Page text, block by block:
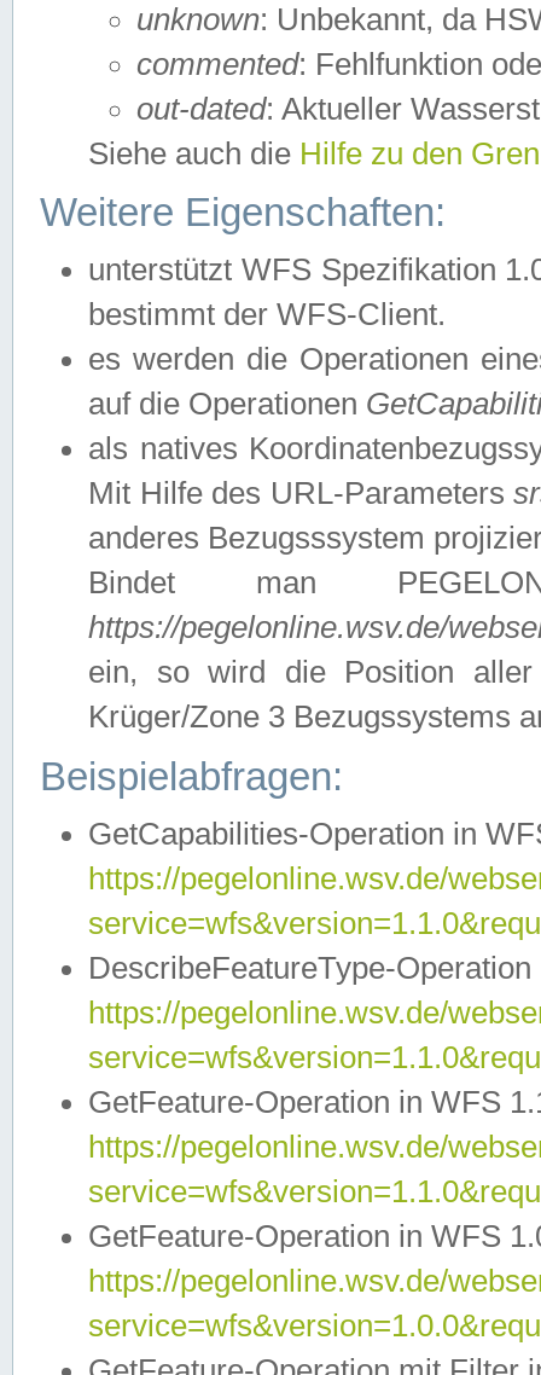
unknown: Unbekannt, da
commented: Fehlfunktion
out-dated: Aktueller
Siehe auch die Hilfe zu den
Weitere Eigenschaften:
unterstützt WFS Spezifikation
bestimmt der WFS-Client.
es werden die Operationen
auf die Operationen
als natives
Mit Hilfe des URL-Parameters
anderes Bezugsssystem
Bindet man
https://pegelonline.wsv.de/
ein, so wird die Position
Krüger/Zone 3 Bezugssystems
Beispielabfragen:
GetCapabilities-Operation in
https://pegelonline.wsv.de/
DescribeFeatureType-
https://pegelonline.wsv.de/
GetFeature-Operation in WFS
https://pegelonline.wsv.de/
GetFeature-Operation in WFS
https://pegelonline.wsv.de/